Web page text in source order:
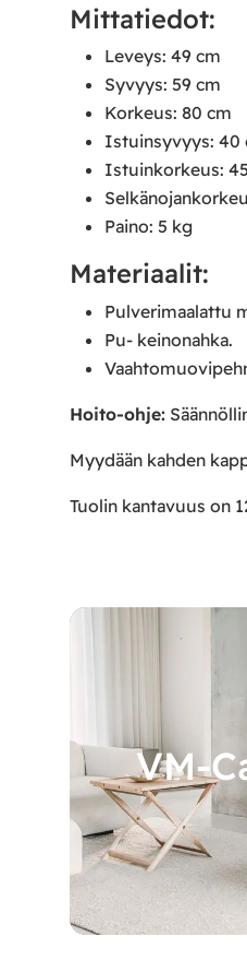
Mittatiedot:
Leveys: 49 cm
Syvyys: 59 cm
Korkeus: 80 cm
Istuinsyvyys: 40
Istuinkorkeus:
Paino: 5 kg
Materiaalit:
Pulverimaalattu
Pu- keinonahka.
Hoito-ohje:
Myydään kahden
Tuolin kantavuus on
VM-